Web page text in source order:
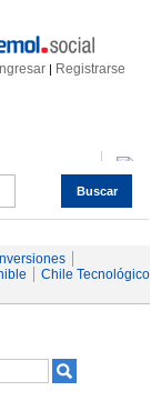
Ingresar | Registrarse
Buscar
Servicios
Chile Tecnológico